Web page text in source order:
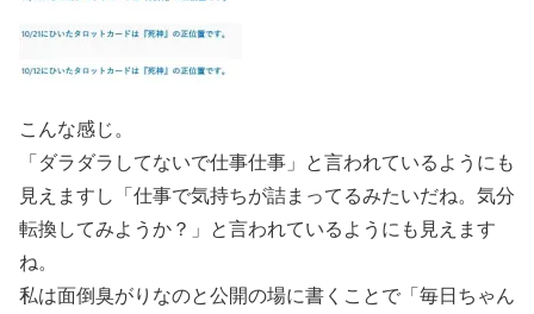
こんな感じ。
「ダラダラしてないで仕事仕事」と言われているようにも
見えますし「仕事で気持ちが詰まってるみたいだね。気分
転換してみようか？」と言われているようにも見えます
ね。
私は面倒臭がりなのと公開の場に書くことで「毎日ちゃん